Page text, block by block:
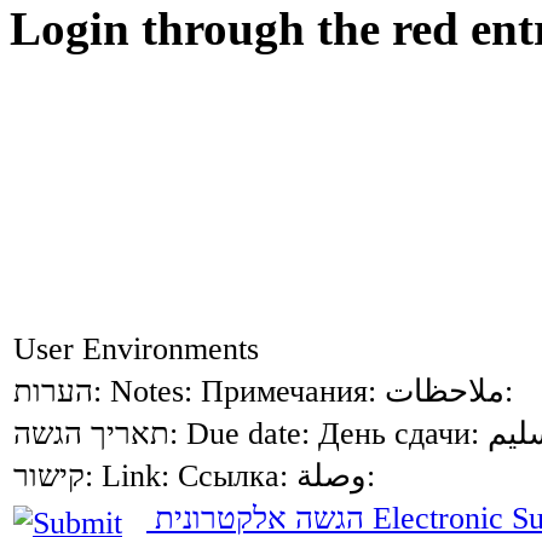
Login through the red
User Environments
הערות: Notes: Примечания:
ملاحظات:
תאריך הגשה: Due date: День сдачи:
קישור: Link: Ссылка:
وصلة:
Electronic